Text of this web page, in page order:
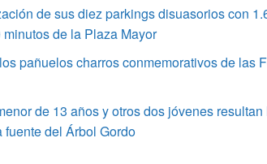
de sus diez parkings disuasorios con
de la Plaza Mayor
pañuelos charros conmemorativos de las
de 13 años y otros dos jóvenes resultan
del Árbol Gordo